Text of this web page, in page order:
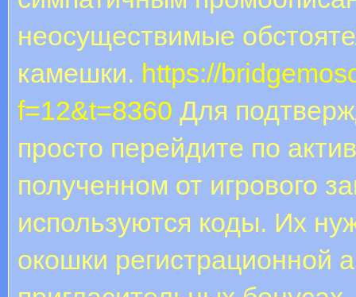
неосуществимые
камешки. https://
f=12&t=8360 Для
просто перейдите по
полученном от игрового
используются коды. Их
окошки регистрационной